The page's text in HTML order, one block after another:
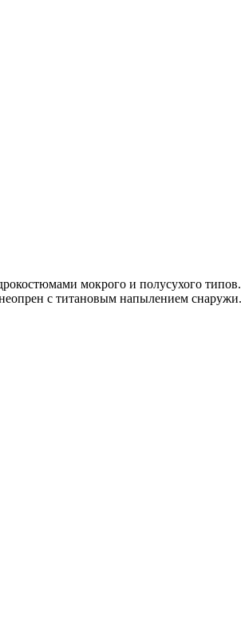
мокрого и полусухого
с титановым напылением